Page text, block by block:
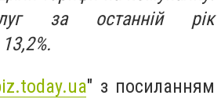
за останній рік
" з посиланням